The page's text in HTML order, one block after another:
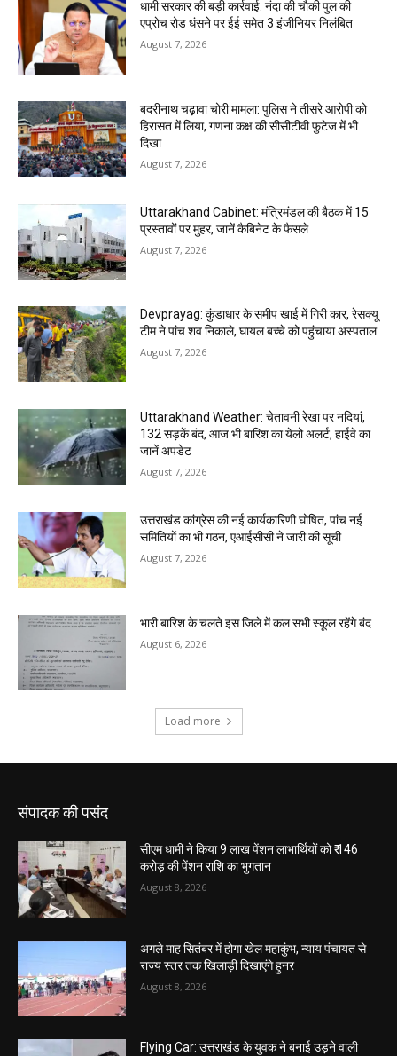
संपादक की पसंद
सीएम धामी ने किया 9 लाख पेंशन लाभार्थियों को ₹ 146
करोड़ की पेंशन राशि का भुगतान
August 8, 2026
अगले माह सितंबर में होगा खेल महाकुंभ, न्याय पंचायत से
राज्य स्तर तक खिलाड़ी दिखाएंगे हुनर
August 8, 2026
Flying Car: उत्तराखंड के युवक ने बनाई उड़ने वाली